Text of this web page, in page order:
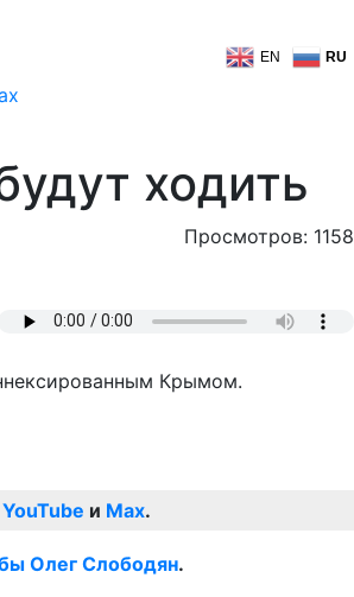
EN RU
ходить
Просмотров: 1158
Крымом.
YouTube и Max.
Олег Слободян.